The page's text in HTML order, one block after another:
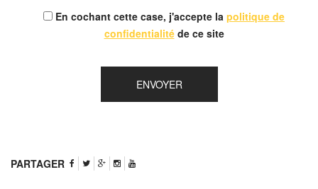
En cochant cette case, j'accepte la politique de
confidentialitéde ce site
PARTAGER